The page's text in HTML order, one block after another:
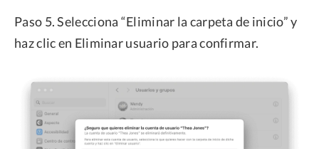
Paso 5. Selecciona “Eliminar la carpeta de inicio” y
haz clic en Eliminar usuario para confirmar.